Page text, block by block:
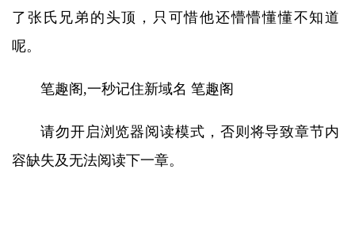
了张氏兄弟的头顶，只可惜他还懵懵懂懂不知道
呢。
笔趣阁,一秒记住新域名 笔趣阁
请勿开启浏览器阅读模式，否则将导致章节内
容缺失及无法阅读下一章。